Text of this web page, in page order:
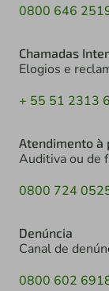
0800 646
Chamadas
Elogios e
+ 55 51 2313
Atendimento à
Auditiva ou de
0800 724
Denúncia
Canal de
0800 602